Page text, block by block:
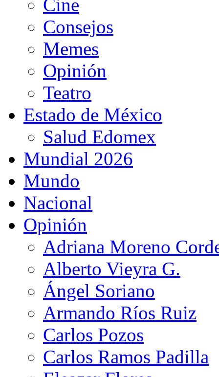
Cine
Consejos
Memes
Opinión
Teatro
Estado de México
Salud Edomex
Mundial 2026
Mundo
Nacional
Opinión
Adriana Moreno
Alberto Vieyra G.
Ángel Soriano
Armando Ríos Ruiz
Carlos Pozos
Carlos Ramos Padilla